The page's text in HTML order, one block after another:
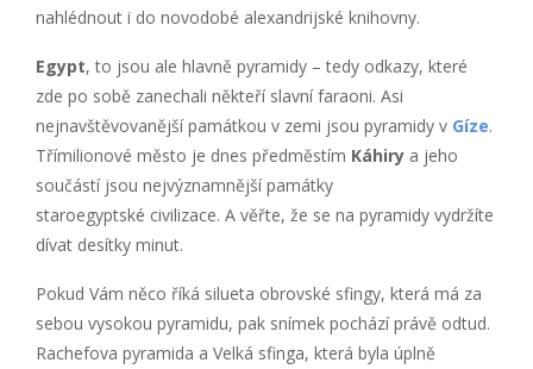
nahlédnout i do novodobé alexandrijské knihovny.
Egypt, to jsou ale hlavně pyramidy – tedy odkazy, které
zde po sobě zanechali někteří slavní faraoni. Asi
nejnavštěvovanější památkou v zemi jsou pyramidy v Gíze.
Třímilionové město je dnes předměstím Káhiry a jeho
součástí jsou nejvýznamnější památky
staroegyptské civilizace. A věřte, že se na pyramidy vydržíte
dívat desítky minut.
Pokud Vám něco říká silueta obrovské sfingy, která má za
sebou vysokou pyramidu, pak snímek pochází právě odtud.
Rachefova pyramida a Velká sfinga, která byla úplně